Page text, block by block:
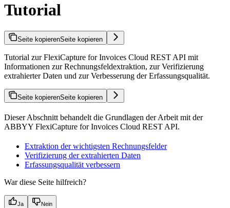
Tutorial
Seite kopierenSeite kopieren
Tutorial zur FlexiCapture for Invoices Cloud REST API mit
Informationen zur Rechnungsfeldextraktion, zur Verifizierung
extrahierter Daten und zur Verbesserung der Erfassungsqualität.
Seite kopierenSeite kopieren
Dieser Abschnitt behandelt die Grundlagen der Arbeit mit der
ABBYY FlexiCapture for Invoices Cloud REST API.
Extraktion der wichtigsten Rechnungsfelder
Verifizierung der extrahierten Daten
Erfassungsqualität verbessern
War diese Seite hilfreich?
Ja Nein